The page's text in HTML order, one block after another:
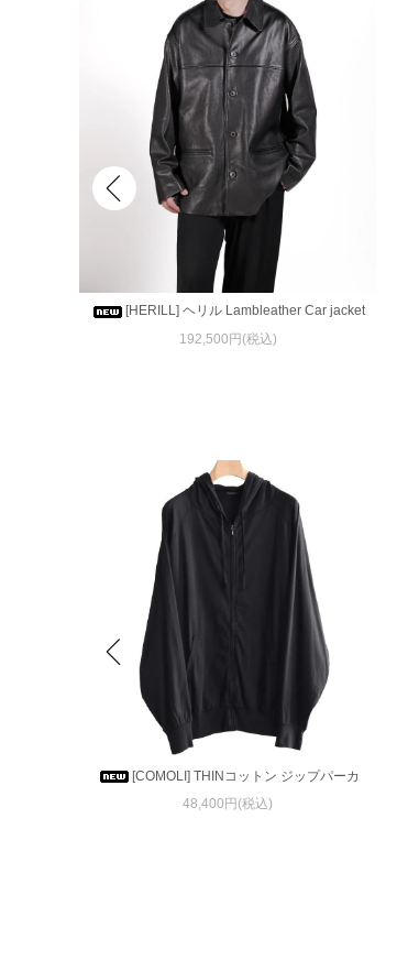
[HERILL] ヘリル Lambleather Car jacket
192,500円(税込)
[COMOLI] THINコットン ジップパーカ
48,400円(税込)